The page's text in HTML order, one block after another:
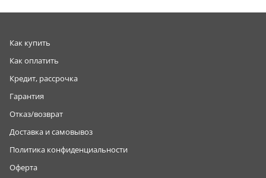
Как купить
Как оплатить
Кредит, рассрочка
Гарантия
Отказ/возврат
Доставка и самовывоз
Политика конфиденциальности
Оферта